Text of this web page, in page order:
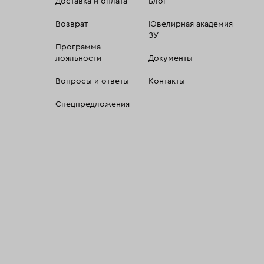
Возврат
Программа
лояльности
Вопросы и ответы
Спецпредложения
Ювелирная академия
ЗУ
Документы
Контакты